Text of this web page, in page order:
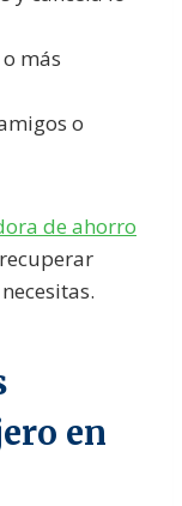
más
o
de ahorro
en